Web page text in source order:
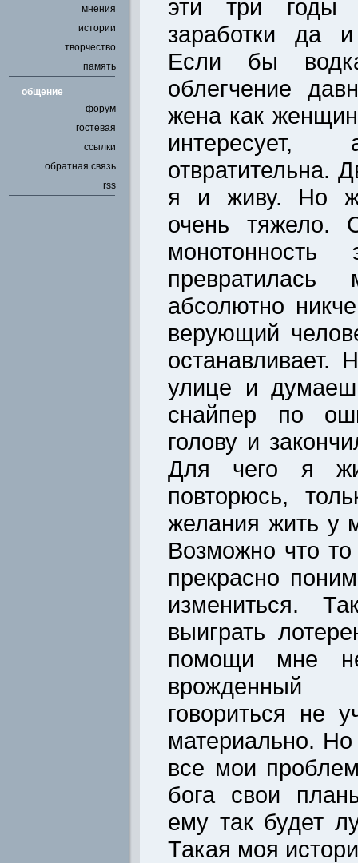
мнения
истории
творчество
память
общение
форум
гостевая
ссылки
обратная связь
rss
эти три годы
заработки да
Если бы
облегчение
жена как
отвратительна.
я и живу. Но
очень тяжело.
абсолютно
верующий
останавливает.
улице и
снайпер по
голову и
Для чего я
повторюсь,
желания жить у
Возможно что
прекрасно
измениться.
выиграть
помощи мне
говориться не
материально.
все мои
бога свои
ему так будет
Такая моя